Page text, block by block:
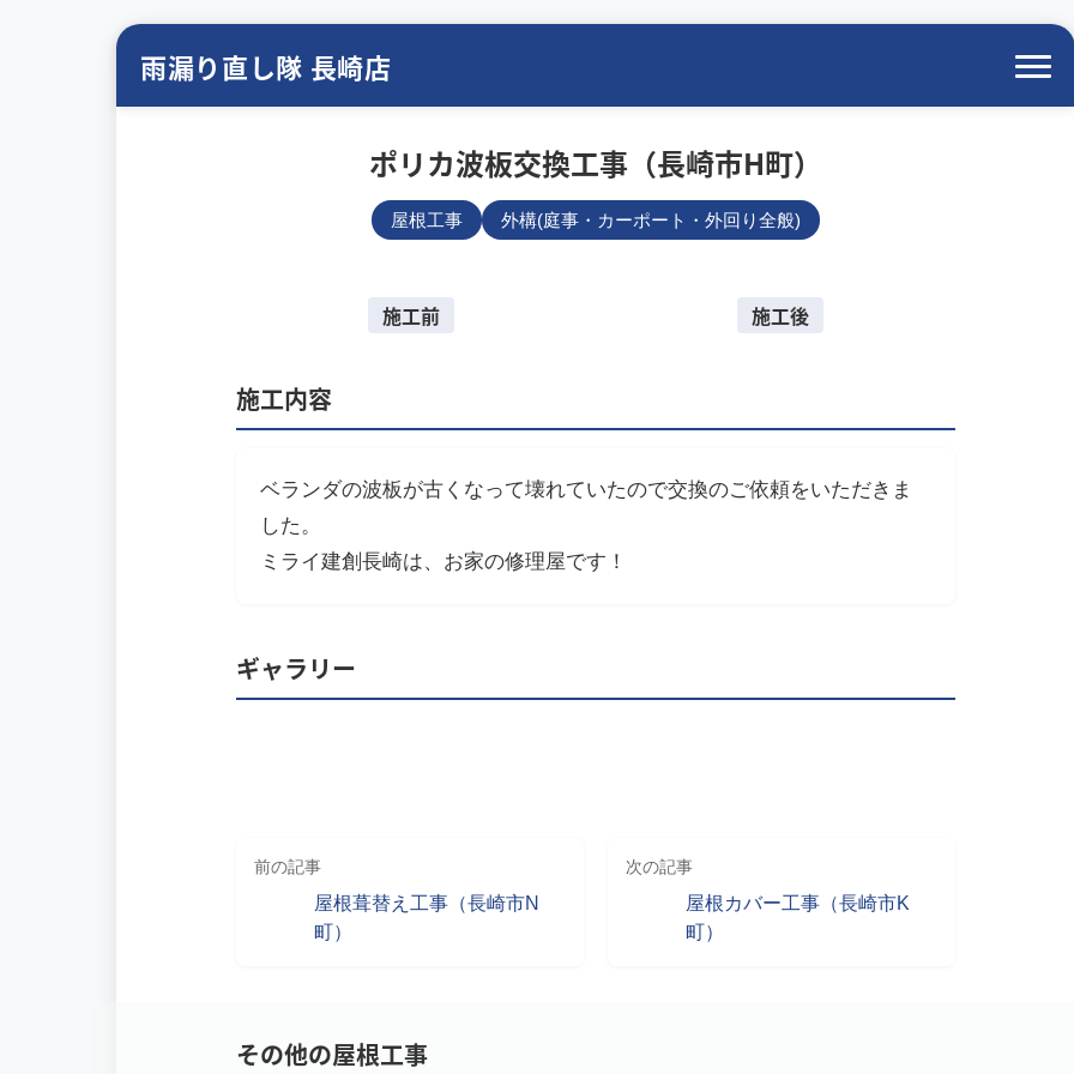
雨漏り直し隊 長崎店
ポリカ波板交換工事（長崎市H町）
屋根工事 外構(庭事・カーポート・外回り全般)
施工前 施工後
施工内容
ベランダの波板が古くなって壊れていたので交換のご依頼をいただきま
した。
ミライ建創長崎は、お家の修理屋です！
ギャラリー
前の記事
屋根葺替え工事（長崎市N
町）
次の記事
屋根カバー工事（長崎市K
町）
その他の屋根工事